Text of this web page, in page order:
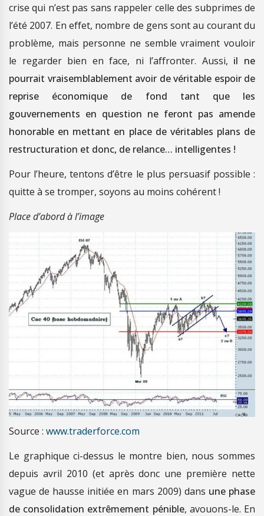
crise qui n’est pas sans rappeler celle des subprimes de
l’été 2007. En effet, nombre de gens sont au courant du
problème, mais personne ne semble vraiment vouloir
le regarder bien en face, ni l’affronter. Aussi, il ne
pourrait vraisemblablement avoir de véritable espoir de
reprise économique de fond tant que les
gouvernements en question ne feront pas amende
honorable en mettant en place de véritables plans de
restructuration et donc, de relance… intelligentes !
Pour l’heure, tentons d’être le plus persuasif possible :
quitte à se tromper, soyons au moins cohérent !
Place d’abord à l’image
Source : www.traderforce.com
Le graphique ci-dessus le montre bien, nous sommes
depuis avril 2010 (et après donc une première nette
vague de hausse initiée en mars 2009) dans une phase
de consolidation extrêmement pénible, avouons-le. En